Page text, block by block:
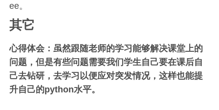
ee。
其它
心得体会：虽然跟随老师的学习能够解决课堂上的
问题，但是有些问题需要我们学生自己要在课后自
己去钻研，去学习以便应对突发情况，这样也能提
升自己的python水平。